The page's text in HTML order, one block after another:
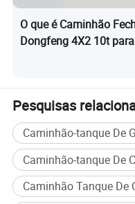
Parâmetros do produto
Parâmetros do veículo
O que é Caminhão
Dongfeng 4X2 10t
Pesquisas
Caminhão-tanque De
Caminhão-tanque De
Caminhão Tanque De